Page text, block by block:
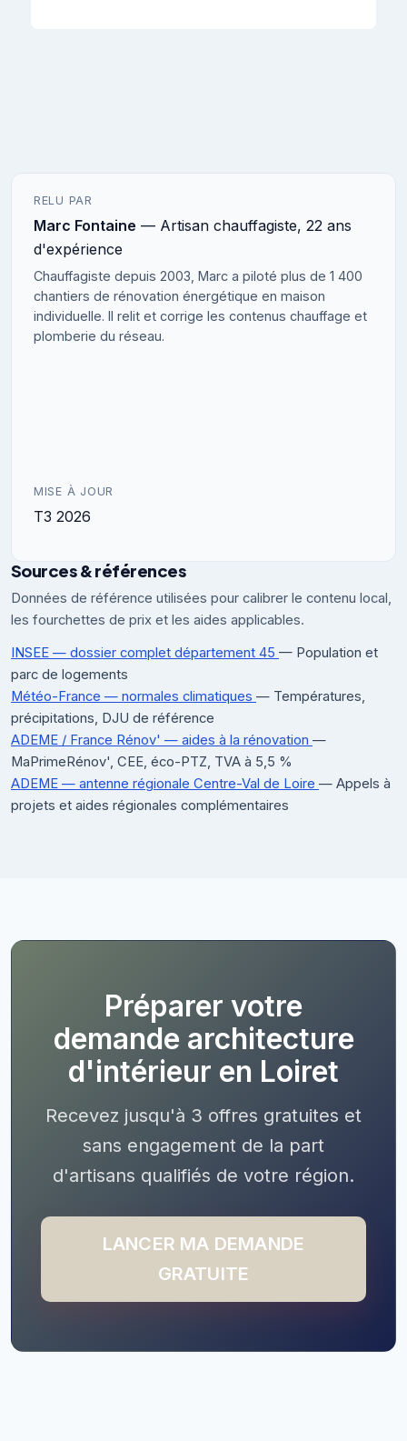
RELU PAR
Marc Fontaine — Artisan chauffagiste, 22 ans
d'expérience
Chauffagiste depuis 2003, Marc a piloté plus de 1 400
chantiers de rénovation énergétique en maison
individuelle. Il relit et corrige les contenus chauffage et
plomberie du réseau.
MISE À JOUR
T3 2026
Sources & références
Données de référence utilisées pour calibrer le contenu local,
les fourchettes de prix et les aides applicables.
INSEE — dossier complet département 45 — Population et
parc de logements
Météo-France — normales climatiques — Températures,
précipitations, DJU de référence
ADEME / France Rénov' — aides à la rénovation —
MaPrimeRénov', CEE, éco-PTZ, TVA à 5,5 %
ADEME — antenne régionale Centre-Val de Loire — Appels à
projets et aides régionales complémentaires
Préparer votre
demande architecture
d'intérieur en Loiret
Recevez jusqu'à 3 offres gratuites et
sans engagement de la part
d'artisans qualifiés de votre région.
LANCER MA DEMANDE
GRATUITE